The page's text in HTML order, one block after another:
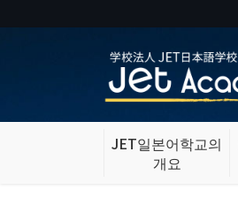
to
to
JET일본어학교의
개요